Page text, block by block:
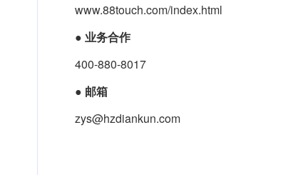
www.88touch.com/index.html
● 业务合作
400-880-8017
● 邮箱
zys@hzdiankun.com